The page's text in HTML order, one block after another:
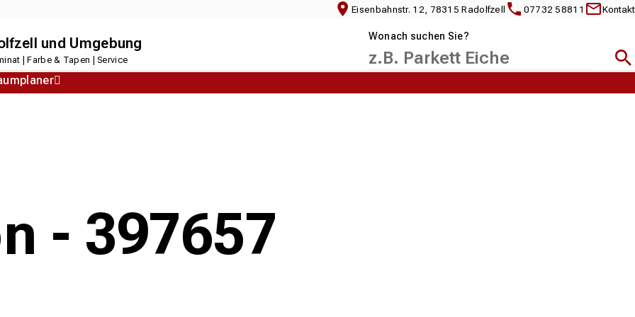
Eisenbahnstr. 12, 78315 Radolfzell 07732 58811 Kontakt
und Umgebung
| Farbe & Tapen | Service
Wonach suchen Sie?
- 397657